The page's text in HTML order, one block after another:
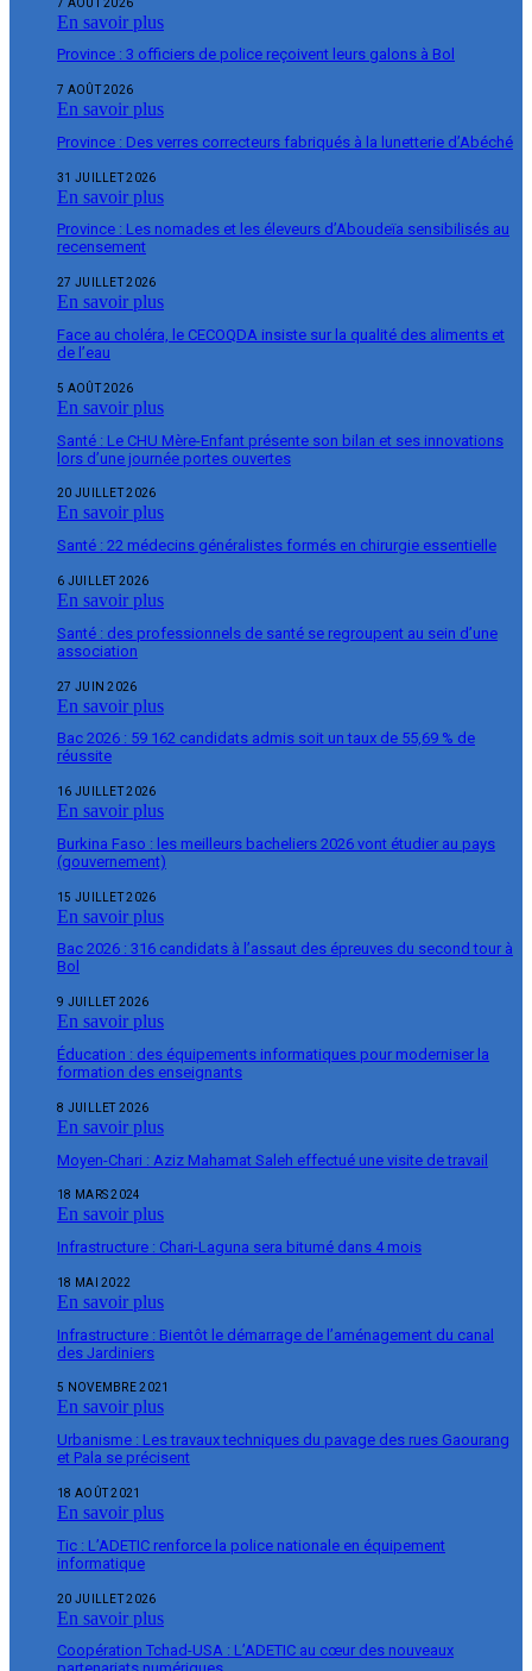
En savoir plus
Province : 3 officiers de police reçoivent leurs galons à Bol
7 AOÛT 2026
En savoir plus
Province : Des verres correcteurs fabriqués à la lunetterie d’Abéché
31 JUILLET 2026
En savoir plus
Province : Les nomades et les éleveurs d’Aboudeïa sensibilisés au
recensement
27 JUILLET 2026
En savoir plus
Face au choléra, le CECOQDA insiste sur la qualité des aliments et
de l’eau
5 AOÛT 2026
En savoir plus
Santé : Le CHU Mère-Enfant présente son bilan et ses innovations
lors d’une journée portes ouvertes
20 JUILLET 2026
En savoir plus
Santé : 22 médecins généralistes formés en chirurgie essentielle
6 JUILLET 2026
En savoir plus
Santé : des professionnels de santé se regroupent au sein d’une
association
27 JUIN 2026
En savoir plus
Bac 2026 : 59 162 candidats admis soit un taux de 55,69 % de
réussite
16 JUILLET 2026
En savoir plus
Burkina Faso : les meilleurs bacheliers 2026 vont étudier au pays
(gouvernement)
15 JUILLET 2026
En savoir plus
Bac 2026 : 316 candidats à l’assaut des épreuves du second tour à
Bol
9 JUILLET 2026
En savoir plus
Éducation : des équipements informatiques pour moderniser la
formation des enseignants
8 JUILLET 2026
En savoir plus
Moyen-Chari : Aziz Mahamat Saleh effectué une visite de travail
18 MARS 2024
En savoir plus
Infrastructure : Chari-Laguna sera bitumé dans 4 mois
18 MAI 2022
En savoir plus
Infrastructure : Bientôt le démarrage de l’aménagement du canal
des Jardiniers
5 NOVEMBRE 2021
En savoir plus
Urbanisme : Les travaux techniques du pavage des rues Gaourang
et Pala se précisent
18 AOÛT 2021
En savoir plus
Tic : L’ADETIC renforce la police nationale en équipement
informatique
20 JUILLET 2026
En savoir plus
Coopération Tchad-USA : L’ADETIC au cœur des nouveaux